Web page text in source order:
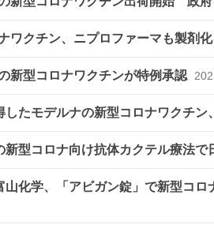
ワクチン、ニプロファーマも製剤
新型コロナワクチンが特例承認
したモデルナの新型コロナワクチ
新型コロナ向け抗体カクテル療法
山化学、「アビガン錠」で新型コ